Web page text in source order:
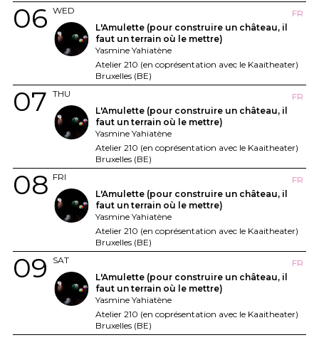
WED
06
FR
L'Amulette (pour construire un château, il
faut un terrain où le mettre)
Yasmine Yahiatène
Atelier 210 (en coprésentation avec le Kaaitheater)
Bruxelles (BE)
THU
07
FR
L'Amulette (pour construire un château, il
faut un terrain où le mettre)
Yasmine Yahiatène
Atelier 210 (en coprésentation avec le Kaaitheater)
Bruxelles (BE)
FRI
08
FR
L'Amulette (pour construire un château, il
faut un terrain où le mettre)
Yasmine Yahiatène
Atelier 210 (en coprésentation avec le Kaaitheater)
Bruxelles (BE)
SAT
09
FR
L'Amulette (pour construire un château, il
faut un terrain où le mettre)
Yasmine Yahiatène
Atelier 210 (en coprésentation avec le Kaaitheater)
Bruxelles (BE)